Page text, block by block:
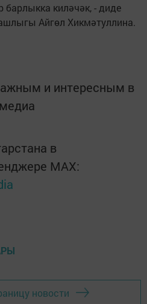
киләчәк, - диде
Айгөл Хикмәтуллина.
и интересным в
в
MАХ:
новости